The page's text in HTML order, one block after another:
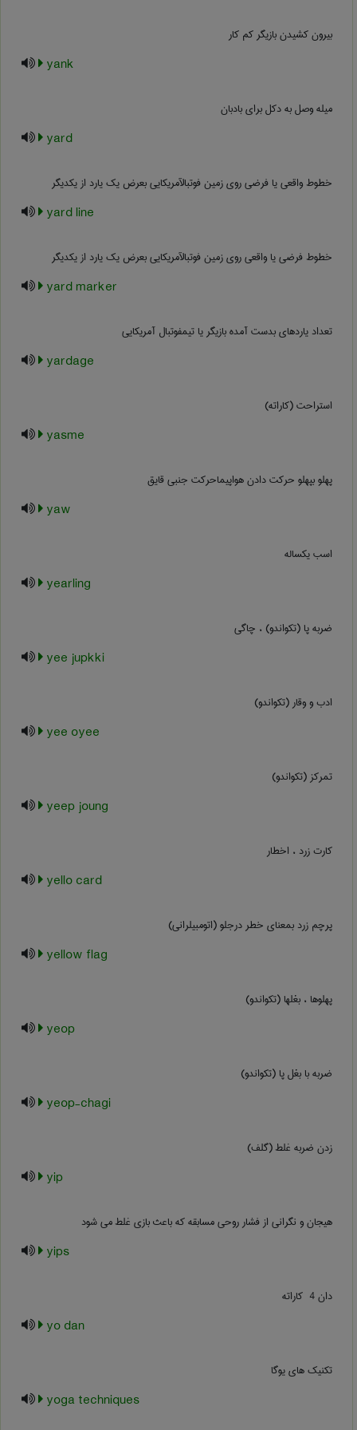
بیرون کشیدن بازیگر کم کار
yank
میله وصل به دکل برای بادبان
yard
خطوط واقعی یا فرضی روی زمین فوتبالآمریکایی بعرض یک یارد از یکدیگر
yard line
خطوط فرضی یا واقعی روی زمین فوتبالآمریکایی بعرض یک یارد از یکدیگر
yard marker
تعداد یاردهای بدست آمده بازیگر یا تیمفوتبال آمریکایی
yardage
استراحت (کاراته)
yasme
پهلو بپهلو حرکت دادن هواپیماحرکت جنبی قایق
yaw
اسب یکساله
yearling
ضربه پا (تکواندو) ، چاگی
yee jupkki
ادب و وقار (تکواندو)
yee oyee
تمرکز (تکواندو)
yeep joung
کارت زرد ، اخطار
yello card
پرچم زرد بمعنای خطر درجلو (اتومبیلرانی)
yellow flag
پهلوها ، بغلها (تکواندو)
yeop
ضربه با بغل پا (تکواندو)
yeop-chagi
زدن ضربه غلط (گلف)
yip
هیجان و نگرانی از فشار روحی مسابقه که باعث بازی غلط می شود
yips
دان ‎ 4 کاراته
yo dan
تکنیک های یوگا
yoga techniques